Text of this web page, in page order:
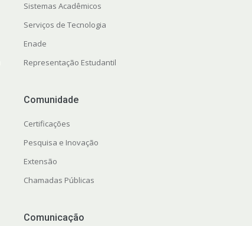
Sistemas Acadêmicos
Serviços de Tecnologia
Enade
Representação Estudantil
Comunidade
Certificações
Pesquisa e Inovação
Extensão
Chamadas Públicas
Comunicação